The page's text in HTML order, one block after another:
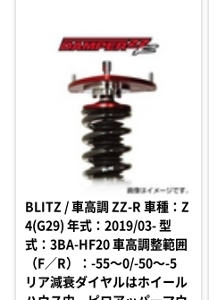
BLITZ / 車高調 ZZ-R 車種：Z
4(G29) 年式：2019/03- 型
式：3BA-HF20 車高調整範囲
（F／R）：-55～0/-50～-5
リア減衰ダイヤルはホイール